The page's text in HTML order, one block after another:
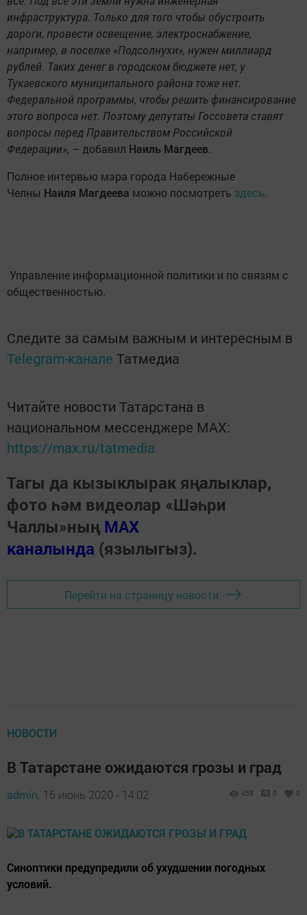
инфраструктура. Только для того чтобы обустроить
дороги, провести освещение, электроснабжение,
например, в поселке «Подсолнухи», нужен миллиард
рублей. Таких денег в городском бюджете нет, у
Тукаевского муниципального района тоже нет.
Федеральной программы, чтобы решить финансирование
этого вопроса нет. Поэтому депутаты Госсовета ставят
вопросы перед Правительством Российской
Федерации», – добавил Наиль Магдеев.
Полное интервью мэра города Набережные
Челны Наиля Магдеева можно посмотреть здесь.
Управление информационной политики и по связям с
общественностью.
Следите за самым важным и интересным в
Telegram-канале Татмедиа
Читайте новости Татарстана в
национальном мессенджере MАХ:
https://max.ru/tatmedia
Тагы да кызыклырак яңалыклар,
фото һәм видеолар «Шәһри
Чаллы»ның MAX
каналында (язылыгыз).
Перейти на страницу новости
НОВОСТИ
В Татарстане ожидаются грозы и град
admin, 16 июнь 2020 - 14:02 455 0 0
Синоптики предупредили об ухудшении погодных
условий.